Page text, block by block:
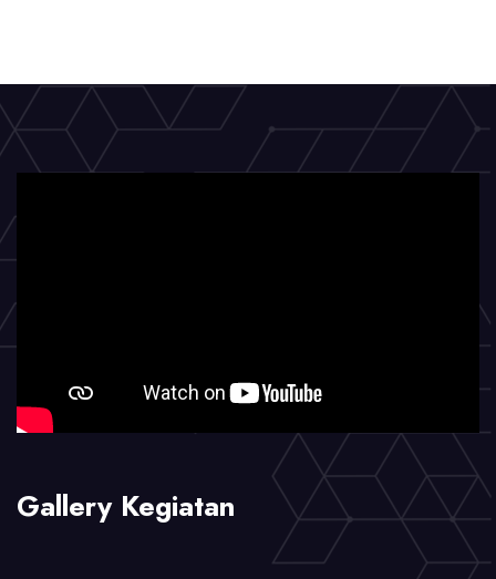
kegiatan
Gallery Kegiatan